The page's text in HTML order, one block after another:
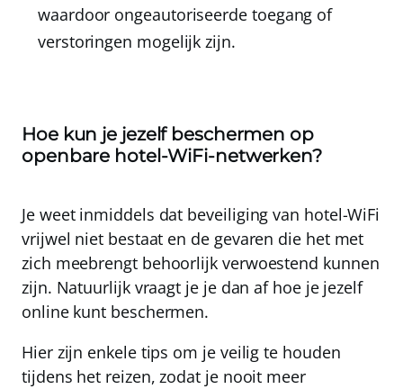
waardoor ongeautoriseerde toegang of
verstoringen mogelijk zijn.
Hoe kun je jezelf beschermen op
openbare hotel-WiFi-netwerken?
Je weet inmiddels dat beveiliging van hotel-WiFi
vrijwel niet bestaat en de gevaren die het met
zich meebrengt behoorlijk verwoestend kunnen
zijn. Natuurlijk vraagt je je dan af hoe je jezelf
online kunt beschermen.
Hier zijn enkele tips om je veilig te houden
tijdens het reizen, zodat je nooit meer